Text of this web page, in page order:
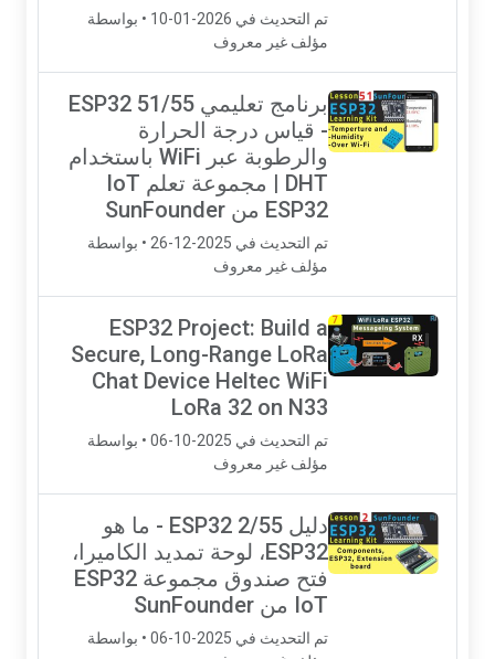
تم التحديث في 2026-01-10 • بواسطة
مؤلف غير معروف
برنامج تعليمي ESP32 51/55
- قياس درجة الحرارة
والرطوبة عبر WiFi باستخدام
DHT | مجموعة تعلم IoT
ESP32 من SunFounder
تم التحديث في 2025-12-26 • بواسطة
مؤلف غير معروف
ESP32 Project: Build a
Secure, Long-Range LoRa
Chat Device Heltec WiFi
LoRa 32 on N33
تم التحديث في 2025-10-06 • بواسطة
مؤلف غير معروف
دليل ESP32 2/55 - ما هو
ESP32، لوحة تمديد الكاميرا،
فتح صندوق مجموعة ESP32
IoT من SunFounder
تم التحديث في 2025-10-06 • بواسطة